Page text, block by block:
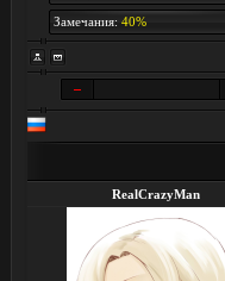
Замечания: 40%
RealCrazyMan